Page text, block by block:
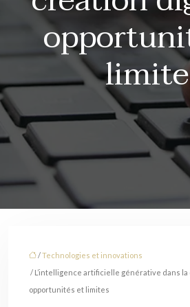
/Technologies et innovations
/ L’intelligence artificielle générative dans
opportunités et limites